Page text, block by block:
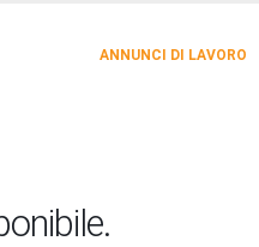
ANNUNCI DI LAVORO